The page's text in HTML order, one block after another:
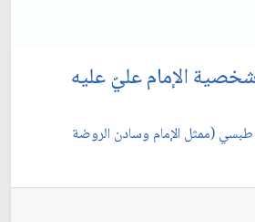
الإمام عليّ عليه
(ممثل الإمام وسادن الروضة